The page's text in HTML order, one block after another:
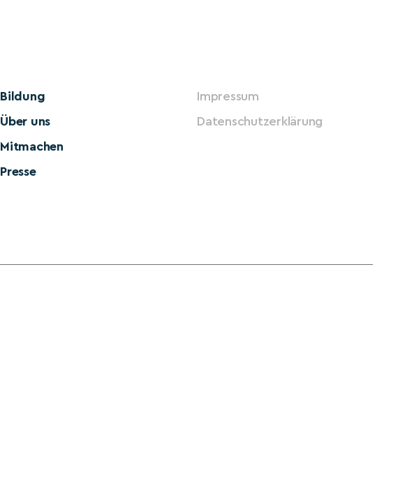
Bildung
Über uns
Mitmachen
Presse
Impressum
Datenschutzerklärung